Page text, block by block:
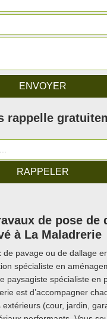
rappelle
de pose de
à La Maladrerie
de pavage ou de dallage
spécialiste en
paysagiste spécialiste en
est d’accompagner
(cour, jardin,